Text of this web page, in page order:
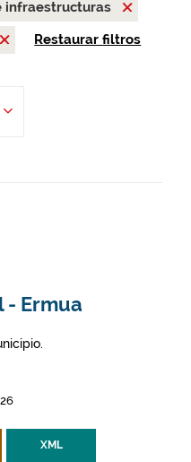
infraestructuras
Restaurar filtros
- Ermua
XML